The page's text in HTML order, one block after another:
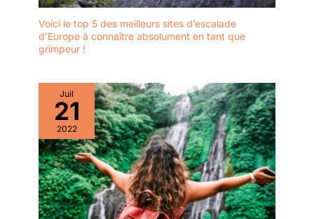
Voici le top 5 des meilleurs sites d’escalade
d’Europe à connaître absolument en tant que
grimpeur !
Juil
21
2022